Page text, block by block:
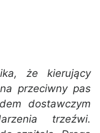
że kierujący
przeciwny pas
dostawczym
trzeźwi.